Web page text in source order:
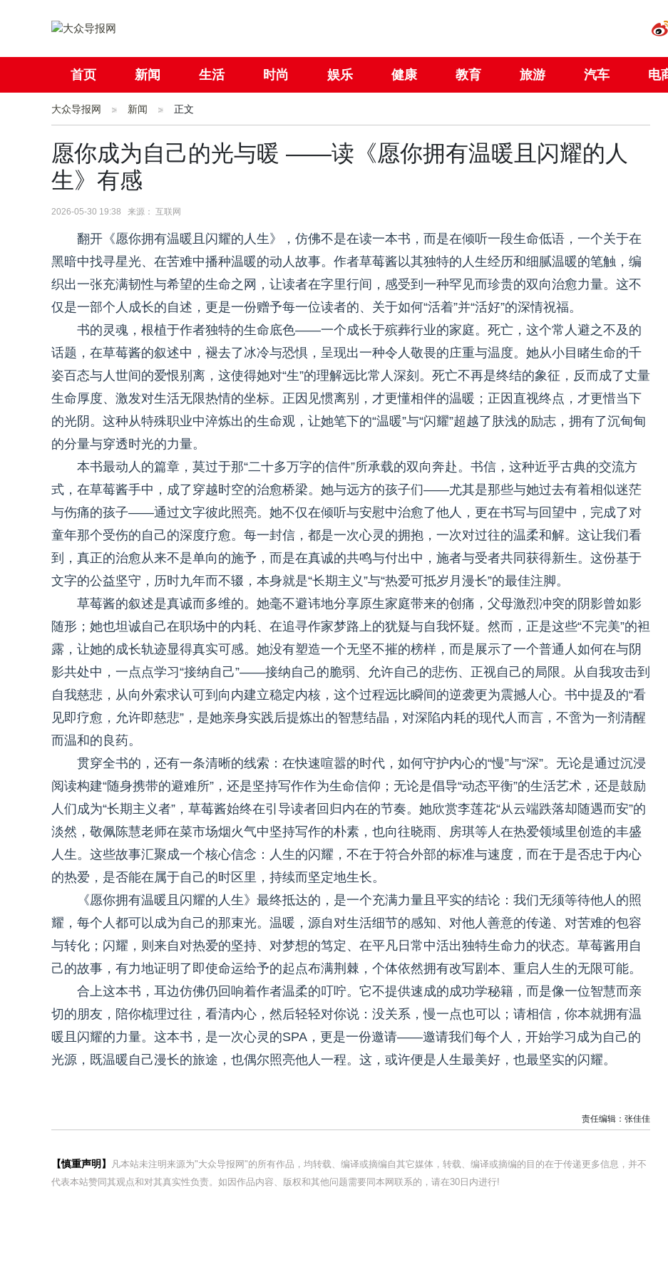
首页 新闻 生活 时尚 娱乐 健康 教育 旅游 汽车 电
社会 国际
大众导报网 新闻 正文
愿你成为自己的光与暖 ——读《愿你拥有温暖且闪耀的人
生》有感
2026-05-30 19:38 来源： 互联网
翻开《愿你拥有温暖且闪耀的人生》，仿佛不是在读一本书，而是在倾听一段生命低语，一个关于在
黑暗中找寻星光、在苦难中播种温暖的动人故事。作者草莓酱以其独特的人生经历和细腻温暖的笔触，编
织出一张充满韧性与希望的生命之网，让读者在字里行间，感受到一种罕见而珍贵的双向治愈力量。这不
仅是一部个人成长的自述，更是一份赠予每一位读者的、关于如何“活着”并“活好”的深情祝福。
书的灵魂，根植于作者独特的生命底色——一个成长于殡葬行业的家庭。死亡，这个常人避之不及的
话题，在草莓酱的叙述中，褪去了冰冷与恐惧，呈现出一种令人敬畏的庄重与温度。她从小目睹生命的千
姿百态与人世间的爱恨别离，这使得她对“生”的理解远比常人深刻。死亡不再是终结的象征，反而成了丈量
生命厚度、激发对生活无限热情的坐标。正因见惯离别，才更懂相伴的温暖；正因直视终点，才更惜当下
的光阴。这种从特殊职业中淬炼出的生命观，让她笔下的“温暖”与“闪耀”超越了肤浅的励志，拥有了沉甸甸
的分量与穿透时光的力量。
本书最动人的篇章，莫过于那“二十多万字的信件”所承载的双向奔赴。书信，这种近乎古典的交流方
式，在草莓酱手中，成了穿越时空的治愈桥梁。她与远方的孩子们——尤其是那些与她过去有着相似迷茫
与伤痛的孩子——通过文字彼此照亮。她不仅在倾听与安慰中治愈了他人，更在书写与回望中，完成了对
童年那个受伤的自己的深度疗愈。每一封信，都是一次心灵的拥抱，一次对过往的温柔和解。这让我们看
到，真正的治愈从来不是单向的施予，而是在真诚的共鸣与付出中，施者与受者共同获得新生。这份基于
文字的公益坚守，历时九年而不辍，本身就是“长期主义”与“热爱可抵岁月漫长”的最佳注脚。
草莓酱的叙述是真诚而多维的。她毫不避讳地分享原生家庭带来的创痛，父母激烈冲突的阴影曾如影
随形；她也坦诚自己在职场中的内耗、在追寻作家梦路上的犹疑与自我怀疑。然而，正是这些“不完美”的袒
露，让她的成长轨迹显得真实可感。她没有塑造一个无坚不摧的榜样，而是展示了一个普通人如何在与阴
影共处中，一点点学习“接纳自己”——接纳自己的脆弱、允许自己的悲伤、正视自己的局限。从自我攻击到
自我慈悲，从向外索求认可到向内建立稳定内核，这个过程远比瞬间的逆袭更为震撼人心。书中提及的“看
见即疗愈，允许即慈悲”，是她亲身实践后提炼出的智慧结晶，对深陷内耗的现代人而言，不啻为一剂清醒
而温和的良药。
贯穿全书的，还有一条清晰的线索：在快速喧嚣的时代，如何守护内心的“慢”与“深”。无论是通过沉浸
阅读构建“随身携带的避难所”，还是坚持写作作为生命信仰；无论是倡导“动态平衡”的生活艺术，还是鼓励
人们成为“长期主义者”，草莓酱始终在引导读者回归内在的节奏。她欣赏李莲花“从云端跌落却随遇而安”的
淡然，敬佩陈慧老师在菜市场烟火气中坚持写作的朴素，也向往晓雨、房琪等人在热爱领域里创造的丰盛
人生。这些故事汇聚成一个核心信念：人生的闪耀，不在于符合外部的标准与速度，而在于是否忠于内心
的热爱，是否能在属于自己的时区里，持续而坚定地生长。
《愿你拥有温暖且闪耀的人生》最终抵达的，是一个充满力量且平实的结论：我们无须等待他人的照
耀，每个人都可以成为自己的那束光。温暖，源自对生活细节的感知、对他人善意的传递、对苦难的包容
与转化；闪耀，则来自对热爱的坚持、对梦想的笃定、在平凡日常中活出独特生命力的状态。草莓酱用自
己的故事，有力地证明了即使命运给予的起点布满荆棘，个体依然拥有改写剧本、重启人生的无限可能。
合上这本书，耳边仿佛仍回响着作者温柔的叮咛。它不提供速成的成功学秘籍，而是像一位智慧而亲
切的朋友，陪你梳理过往，看清内心，然后轻轻对你说：没关系，慢一点也可以；请相信，你本就拥有温
暖且闪耀的力量。这本书，是一次心灵的SPA，更是一份邀请——邀请我们每个人，开始学习成为自己的
光源，既温暖自己漫长的旅途，也偶尔照亮他人一程。这，或许便是人生最美好，也最坚实的闪耀。
责任编辑：张佳佳
【慎重声明】
凡本站未注明来源为"大众导报网"的所有作品，均转载、编译或摘编自其它媒体，转载、编译或摘编的目的在于传递更多信息，并不
代表本站赞同其观点和对其真实性负责。如因作品内容、版权和其他问题需要同本网联系的，请在30日内进行!